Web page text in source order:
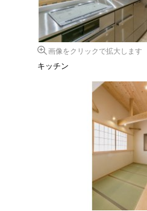
画像をクリックで拡大します
キッチン